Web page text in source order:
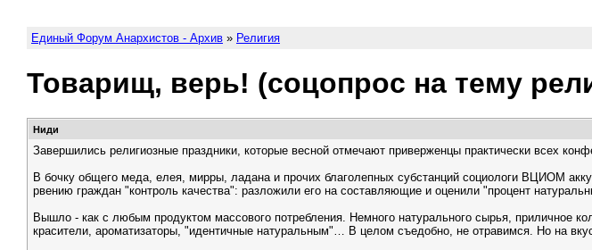
Единый Форум Анархистов - Архив » Религия
Товарищ, верь! (соцопрос на тему
Ниди
Завершились религиозные праздники, которые весной отмечают приверженцы практически всех
В бочку общего меда, елея, мирры, ладана и прочих благолепных субстанций социологи ВЦИОМ
рвению граждан "контроль качества": разложили его на составляющие и оценили "процент
Вышло - как с любым продуктом массового потребления. Немного натурального сырья, приличное
красители, ароматизаторы, "идентичные натуральным"… В целом съедобно, не отравимся. Но на